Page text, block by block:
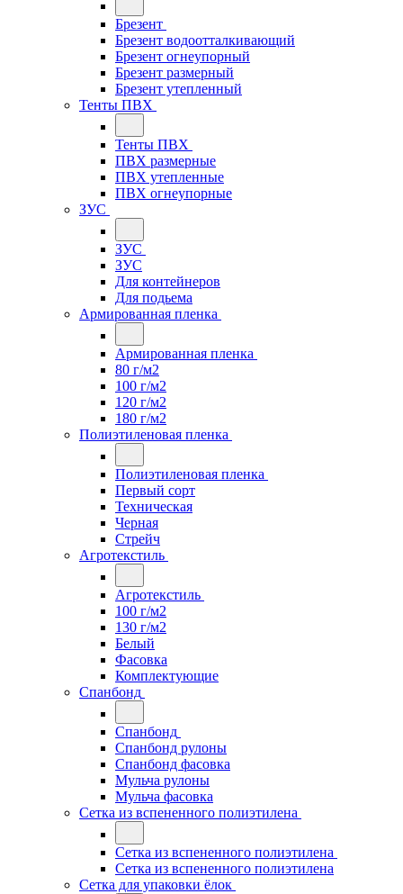
Брезент
Брезент водоотталкивающий
Брезент огнеупорный
Брезент размерный
Брезент утепленный
Тенты ПВХ
Тенты ПВХ
ПВХ размерные
ПВХ утепленные
ПВХ огнеупорные
ЗУС
ЗУС
ЗУС
Для контейнеров
Для подьема
Армированная пленка
Армированная пленка
80 г/м2
100 г/м2
120 г/м2
180 г/м2
Полиэтиленовая пленка
Полиэтиленовая пленка
Первый сорт
Техническая
Черная
Стрейч
Агротекстиль
Агротекстиль
100 г/м2
130 г/м2
Белый
Фасовка
Комплектующие
Спанбонд
Спанбонд
Спанбонд рулоны
Спанбонд фасовка
Мульча рулоны
Мульча фасовка
Сетка из вспененного полиэтилена
Сетка из вспененного полиэтилена
Сетка из вспененного полиэтилена
Сетка для упаковки ёлок